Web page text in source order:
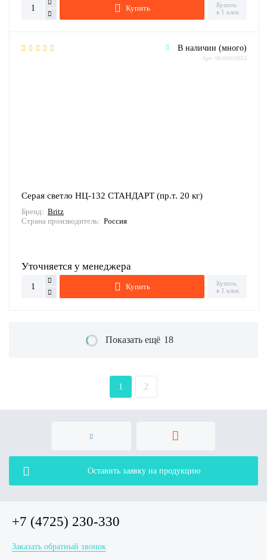
Купить
Купить
в 1 клик
Серая светло НЦ-132 СТАНДАРТ (пр.т. 20 кг)
Бренд: Britz
Страна производитель: Россия
В наличии (много)
Арт: 00-00010652
Уточняется у менеджера
Купить
Купить
в 1 клик
18
1 2
Оставить заявку на продукцию
+7 (4725) 230-330
Заказать обратный звонок